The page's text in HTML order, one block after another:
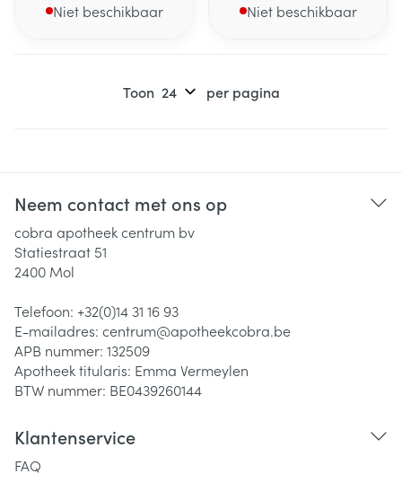
Niet beschikbaar Niet beschikbaar
Toon per pagina
Neem contact met ons op
cobra apotheek centrum bv
Statiestraat 51
2400 Mol
Telefoon: +32(0)14 31 16 93
E-mailadres: centrum@apotheekcobra.be
APB nummer: 132509
Apotheek titularis: Emma Vermeylen
BTW nummer: BE0439260144
Klantenservice
FAQ